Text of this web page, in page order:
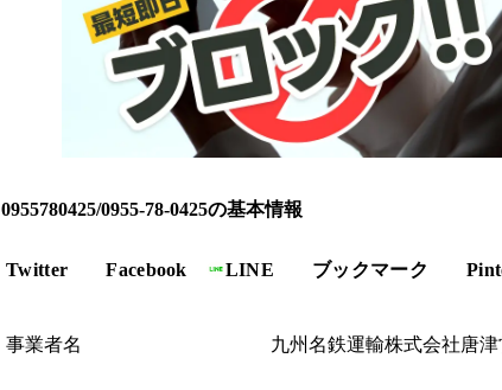
0955780425/0955-78-0425の基本情報
Twitter Facebook LINE ブックマーク
事業者名 九州名鉄運輸株式会社唐